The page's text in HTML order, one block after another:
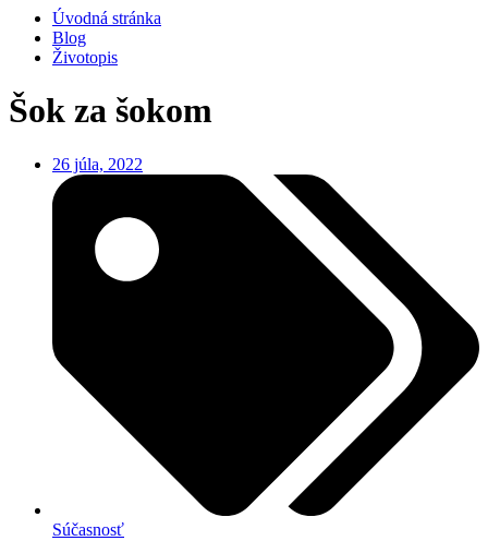
Úvodná stránka
Blog
Životopis
Šok za šokom
26 júla, 2022
Súčasnosť